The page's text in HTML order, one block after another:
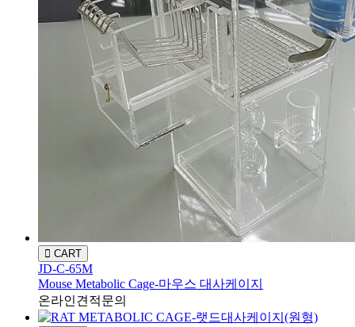
CART
JD-C-65M
Mouse Metabolic Cage-마우스 대사케이지
온라인견적문의